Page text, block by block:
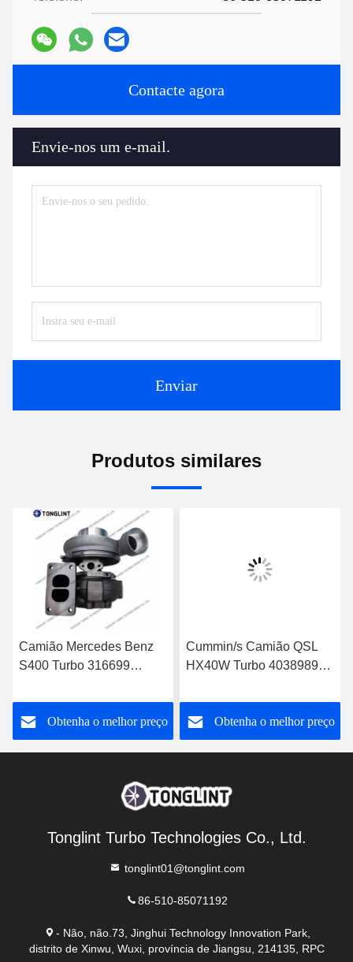
Contacte agora
Envie-nos um e-mail.
Enviar
Produtos similares
Camião Mercedes Benz
S400 Turbo 316699
0060966699 com camião
com motor OM501LA
Euro-3
Obtenha o melhor preço
Cummin/s Camião QSL
HX40W Turbo 4038989
4046101 4089915 com
motor PESAGUS QSL
Obtenha o melhor preço
Tonglint Turbo Technologies Co., Ltd.
tonglint01@tonglint.com
86-510-85071192
- Não, não.73, Jinghui Technology Innovation Park,
distrito de Xinwu, Wuxi, província de Jiangsu, 214135, RPC